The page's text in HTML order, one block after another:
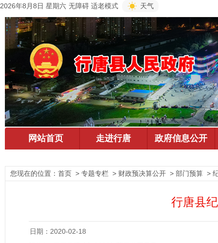
2026年8月8日 星期六 无障碍 适老模式 天气
您现在的位置： 首页 > 专题专栏 > 财政预决算公开 > 部门预算 >
行唐县
日期：2020-02-18